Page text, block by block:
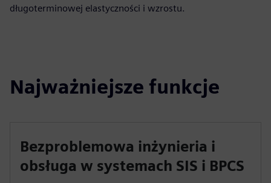
długoterminowej elastyczności i wzrostu.
Najważniejsze funkcje
Bezproblemowa inżynieria i
obsługa w systemach SIS i BPCS